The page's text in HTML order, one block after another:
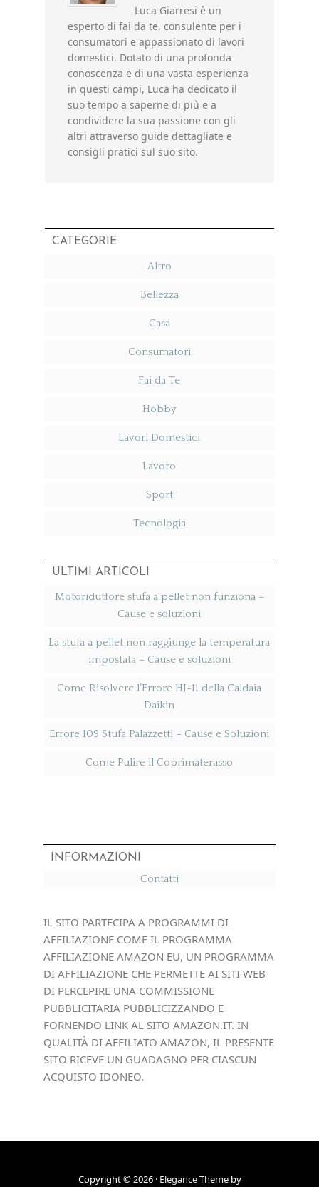
Luca Giarresi è un
esperto di fai da te, consulente per i
consumatori e appassionato di lavori
domestici. Dotato di una profonda
conoscenza e di una vasta esperienza
in questi campi, Luca ha dedicato il
suo tempo a saperne di più e a
condividere la sua passione con gli
altri attraverso guide dettagliate e
consigli pratici sul suo sito.
CATEGORIE
Altro
Bellezza
Casa
Consumatori
Fai da Te
Hobby
Lavori Domestici
Lavoro
Sport
Tecnologia
ULTIMI ARTICOLI
Motoriduttore stufa a pellet non funziona​ –
Cause e soluzioni
La stufa a pellet non raggiunge la temperatura
impostata​ – Cause e soluzioni
Come Risolvere l’Errore HJ-11 della Caldaia
Daikin
Errore 109 Stufa Palazzetti​ – Cause e Soluzioni
Come Pulire il Coprimaterasso
INFORMAZIONI
Contatti
IL SITO PARTECIPA A PROGRAMMI DI
AFFILIAZIONE COME IL PROGRAMMA
AFFILIAZIONE AMAZON EU, UN PROGRAMMA
DI AFFILIAZIONE CHE PERMETTE AI SITI WEB
DI PERCEPIRE UNA COMMISSIONE
PUBBLICITARIA PUBBLICIZZANDO E
FORNENDO LINK AL SITO AMAZON.IT. IN
QUALITÀ DI AFFILIATO AMAZON, IL PRESENTE
SITO RICEVE UN GUADAGNO PER CIASCUN
ACQUISTO IDONEO.
Copyright © 2026 · Elegance Themeby